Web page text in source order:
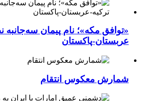
«توافق مکه»؛ نام پیمان سه‌جانبه
عربستان-پاکستان
شمارش معکوس انتقام